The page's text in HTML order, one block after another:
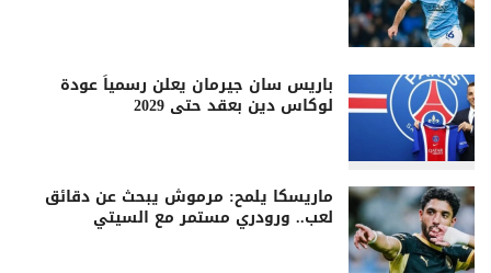
باريس سان جيرمان يعلن رسمياً عودة
لوكاس دين بعقد حتى 2029
ماريسكا يلمح: مرموش يبحث عن دقائق
لعب.. ورودري مستمر مع السيتي